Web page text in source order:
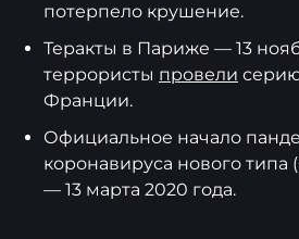
потерпело крушение.
Теракты в Париже — 13
террористы провели
Франции.
Официальное начало
коронавируса нового типа
— 13 марта 2020 года.